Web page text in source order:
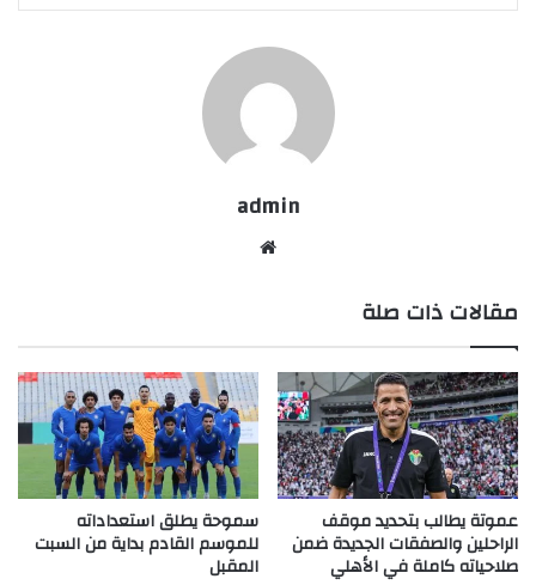
admin
مقالات ذات صلة
عموتة يطالب بتحديد موقف
الراحلين والصفقات الجديدة ضمن
صلاحياته كاملة في الأهلي
سموحة يطلق استعداداته
للموسم القادم بداية من السبت
المقبل